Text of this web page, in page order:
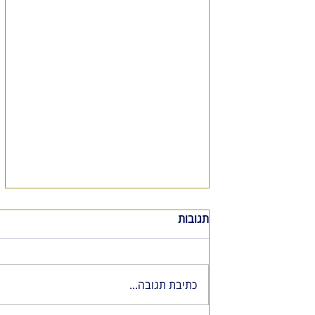
שעות פעילות הבורסה
תגובות
כתיבת תגובה...